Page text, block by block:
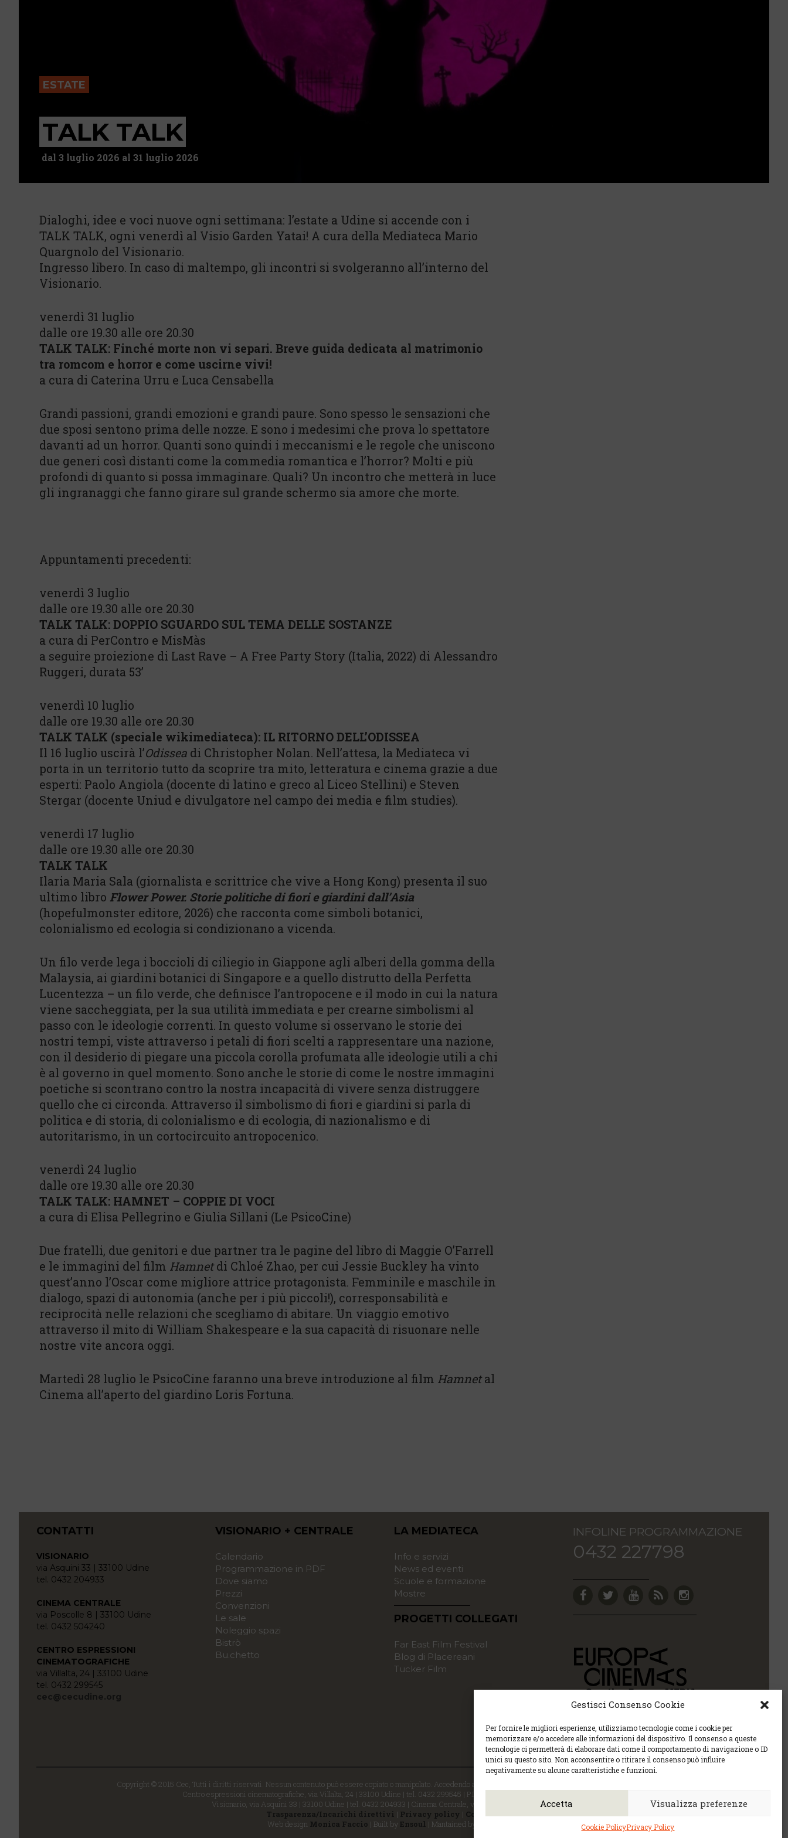
Gestisci Consenso Cookie
Per fornire le migliori esperienze, utilizziamo tecnologie come i cookie per
memorizzare e/o accedere alle informazioni del dispositivo. Il consenso a queste
tecnologie ci permetterà di elaborare dati come il comportamento di navigazione o ID
unici su questo sito. Non acconsentire o ritirare il consenso può influire
negativamente su alcune caratteristiche e funzioni.
Accetta Visualizza preferenze
Cookie PolicyPrivacy Policy
ESTATE
TALK TALK
dal 3 luglio 2026 al 31 luglio 2026
Dialoghi, idee e voci nuove ogni settimana: l’estate a Udine si accende con i
TALK TALK, ogni venerdì al Visio Garden Yatai! A cura della Mediateca Mario
Quargnolo del Visionario.
Ingresso libero. In caso di maltempo, gli incontri si svolgeranno all’interno del
Visionario.
venerdì 31 luglio
dalle ore 19.30 alle ore 20.30
TALK TALK: Finché morte non vi separi. Breve guida dedicata al matrimonio
tra romcom e horror e come uscirne vivi!
a cura di Caterina Urru e Luca Censabella
Grandi passioni, grandi emozioni e grandi paure. Sono spesso le sensazioni che
due sposi sentono prima delle nozze. E sono i medesimi che prova lo spettatore
davanti ad un horror. Quanti sono quindi i meccanismi e le regole che uniscono
due generi così distanti come la commedia romantica e l’horror? Molti e più
profondi di quanto si possa immaginare. Quali? Un incontro che metterà in luce
gli ingranaggi che fanno girare sul grande schermo sia amore che morte.
Appuntamenti precedenti:
venerdì 3 luglio
dalle ore 19.30 alle ore 20.30
TALK TALK: DOPPIO SGUARDO SUL TEMA DELLE SOSTANZE
a cura di PerContro e MisMàs
a seguire proiezione di Last Rave – A Free Party Story (Italia, 2022) di Alessandro
Ruggeri, durata 53’
venerdì 10 luglio
dalle ore 19.30 alle ore 20.30
TALK TALK (speciale wikimediateca): IL RITORNO DELL’ODISSEA
Il 16 luglio uscirà l’Odissea di Christopher Nolan. Nell’attesa, la Mediateca vi
porta in un territorio tutto da scoprire tra mito, letteratura e cinema grazie a due
esperti: Paolo Angiola (docente di latino e greco al Liceo Stellini) e Steven
Stergar (docente Uniud e divulgatore nel campo dei media e film studies).
venerdì 17 luglio
dalle ore 19.30 alle ore 20.30
TALK TALK
Ilaria Maria Sala (giornalista e scrittrice che vive a Hong Kong) presenta il suo
ultimo libro Flower Power. Storie politiche di fiori e giardini dall’Asia
(hopefulmonster editore, 2026) che racconta come simboli botanici,
colonialismo ed ecologia si condizionano a vicenda.
Un filo verde lega i boccioli di ciliegio in Giappone agli alberi della gomma della
Malaysia, ai giardini botanici di Singapore e a quello distrutto della Perfetta
Lucentezza – un filo verde, che definisce l’antropocene e il modo in cui la natura
viene saccheggiata, per la sua utilità immediata e per crearne simbolismi al
passo con le ideologie correnti. In questo volume si osservano le storie dei
nostri tempi, viste attraverso i petali di fiori scelti a rappresentare una nazione,
con il desiderio di piegare una piccola corolla profumata alle ideologie utili a chi
è al governo in quel momento. Sono anche le storie di come le nostre immagini
poetiche si scontrano contro la nostra incapacità di vivere senza distruggere
quello che ci circonda. Attraverso il simbolismo di fiori e giardini si parla di
politica e di storia, di colonialismo e di ecologia, di nazionalismo e di
autoritarismo, in un cortocircuito antropocenico.
venerdì 24 luglio
dalle ore 19.30 alle ore 20.30
TALK TALK: HAMNET – COPPIE DI VOCI
a cura di Elisa Pellegrino e Giulia Sillani (Le PsicoCine)
Due fratelli, due genitori e due partner tra le pagine del libro di Maggie O’Farrell
e le immagini del film Hamnetdi Chloé Zhao, per cui Jessie Buckley ha vinto
quest’anno l’Oscar come migliore attrice protagonista. Femminile e maschile in
dialogo, spazi di autonomia (anche per i più piccoli!), corresponsabilità e
reciprocità nelle relazioni che scegliamo di abitare. Un viaggio emotivo
attraverso il mito di William Shakespeare e la sua capacità di risuonare nelle
nostre vite ancora oggi.
Martedì 28 luglio le PsicoCine faranno una breve introduzione al film Hamnetal
Cinema all’aperto del giardino Loris Fortuna.
CONTATTI
VISIONARIO
via Asquini 33 | 33100 Udine
tel. 0432 204933
CINEMA CENTRALE
via Poscolle 8 | 33100 Udine
tel. 0432 504240
CENTRO ESPRESSIONI
CINEMATOGRAFICHE
via Villalta, 24 | 33100 Udine
tel. 0432 299545
cec@cecudine.org
VISIONARIO + CENTRALE
Calendario
Programmazione in PDF
Dove siamo
Prezzi
Convenzioni
Le sale
Noleggio spazi
Bistrò
Bu.chetto
LA MEDIATECA
Info e servizi
News ed eventi
Scuole e formazione
Mostre
PROGETTI COLLEGATI
Far East Film Festival
Blog di Placereani
Tucker Film
INFOLINE PROGRAMMAZIONE
0432 227798
Copyright © 2015 Cec, Tutti i diritti riservati. Nessun contenuto può essere copiato o manipolato. Accedendo al sito approvi la Policy sulla privacy e la Policy sui contenuti.
Centro espressioni cinematografiche, via Villalta, 24 | 33100 Udine | tel. 0432 299545 | P.Iva 01295290306 |
Visionario, via Asquini 33 | 33100 Udine | tel. 0432 204933 | Cinema Centrale, via Poscolle 8 | tel. 0432 504240
Trasparenza/Incarichi direttivi | Privacy policy | Cookie policy
Web design Monica Faccio | Built byEnsoul | Mantained by